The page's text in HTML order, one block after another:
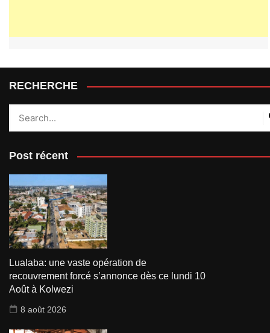
RECHERCHE
Post récent
Lualaba: une vaste opération de
recouvrement forcé s’annonce dès ce lundi 10
Août à Kolwezi
8 août 2026